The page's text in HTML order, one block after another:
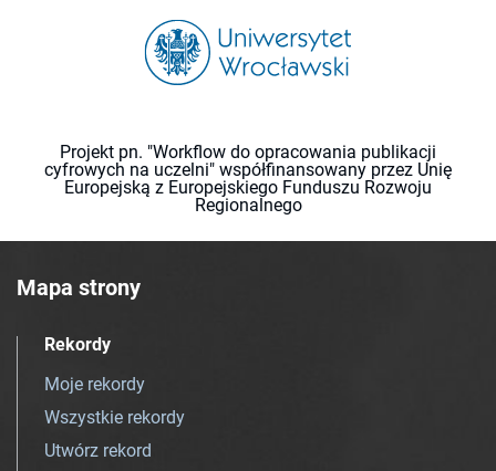
Projekt pn. "Workflow do opracowania publikacji
cyfrowych na uczelni" współfinansowany przez Unię
Europejską z Europejskiego Funduszu Rozwoju
Regionalnego
Mapa strony
Rekordy
Moje rekordy
Wszystkie rekordy
Utwórz rekord